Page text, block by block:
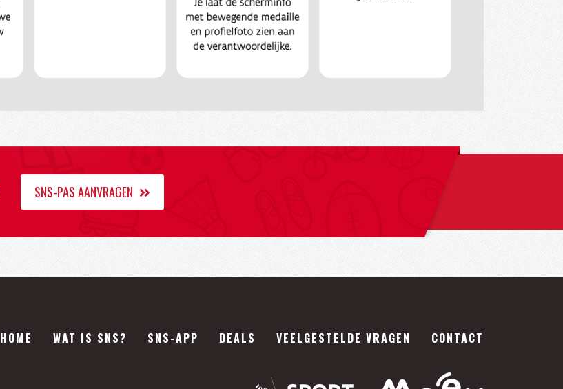
SNS-PAS AANVRAGEN
HOME WAT IS SNS? SNS-APP DEALS VEELGESTELDE VRAGEN CONTACT